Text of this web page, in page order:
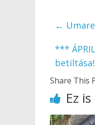
←
***
betiltása!
Share This
Ez